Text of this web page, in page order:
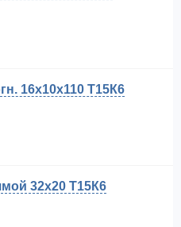
16х10х110 Т15К6
32х20 Т15К6